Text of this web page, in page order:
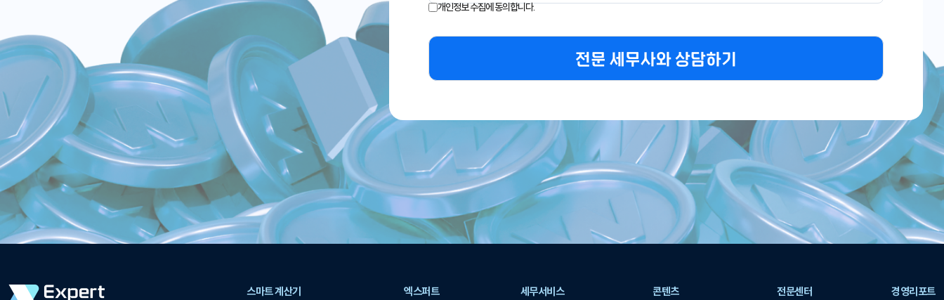
개인정보 수집에 동의합니다.
전문 세무사와 상담하기
스마트 계산기 엑스퍼트 세무서비스 콘텐츠 전문센터 경영리포트